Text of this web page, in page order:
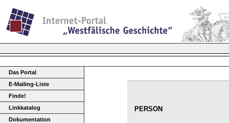
Das Portal
E-Mailing-Liste
Finde!
Linkkatalog
Dokumentation
PERSON